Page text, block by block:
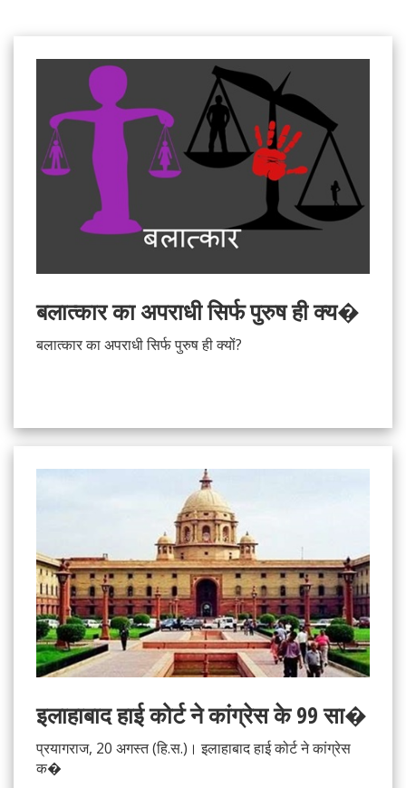
बलात्कार का अपराधी सिर्फ पुरुष ही क्य�
बलात्कार का अपराधी सिर्फ पुरुष ही क्यों?
इलाहाबाद हाई कोर्ट ने कांग्रेस के 99 सा�
प्रयागराज, 20 अगस्त (हि.स.)। इलाहाबाद हाई कोर्ट ने कांग्रेस
क�